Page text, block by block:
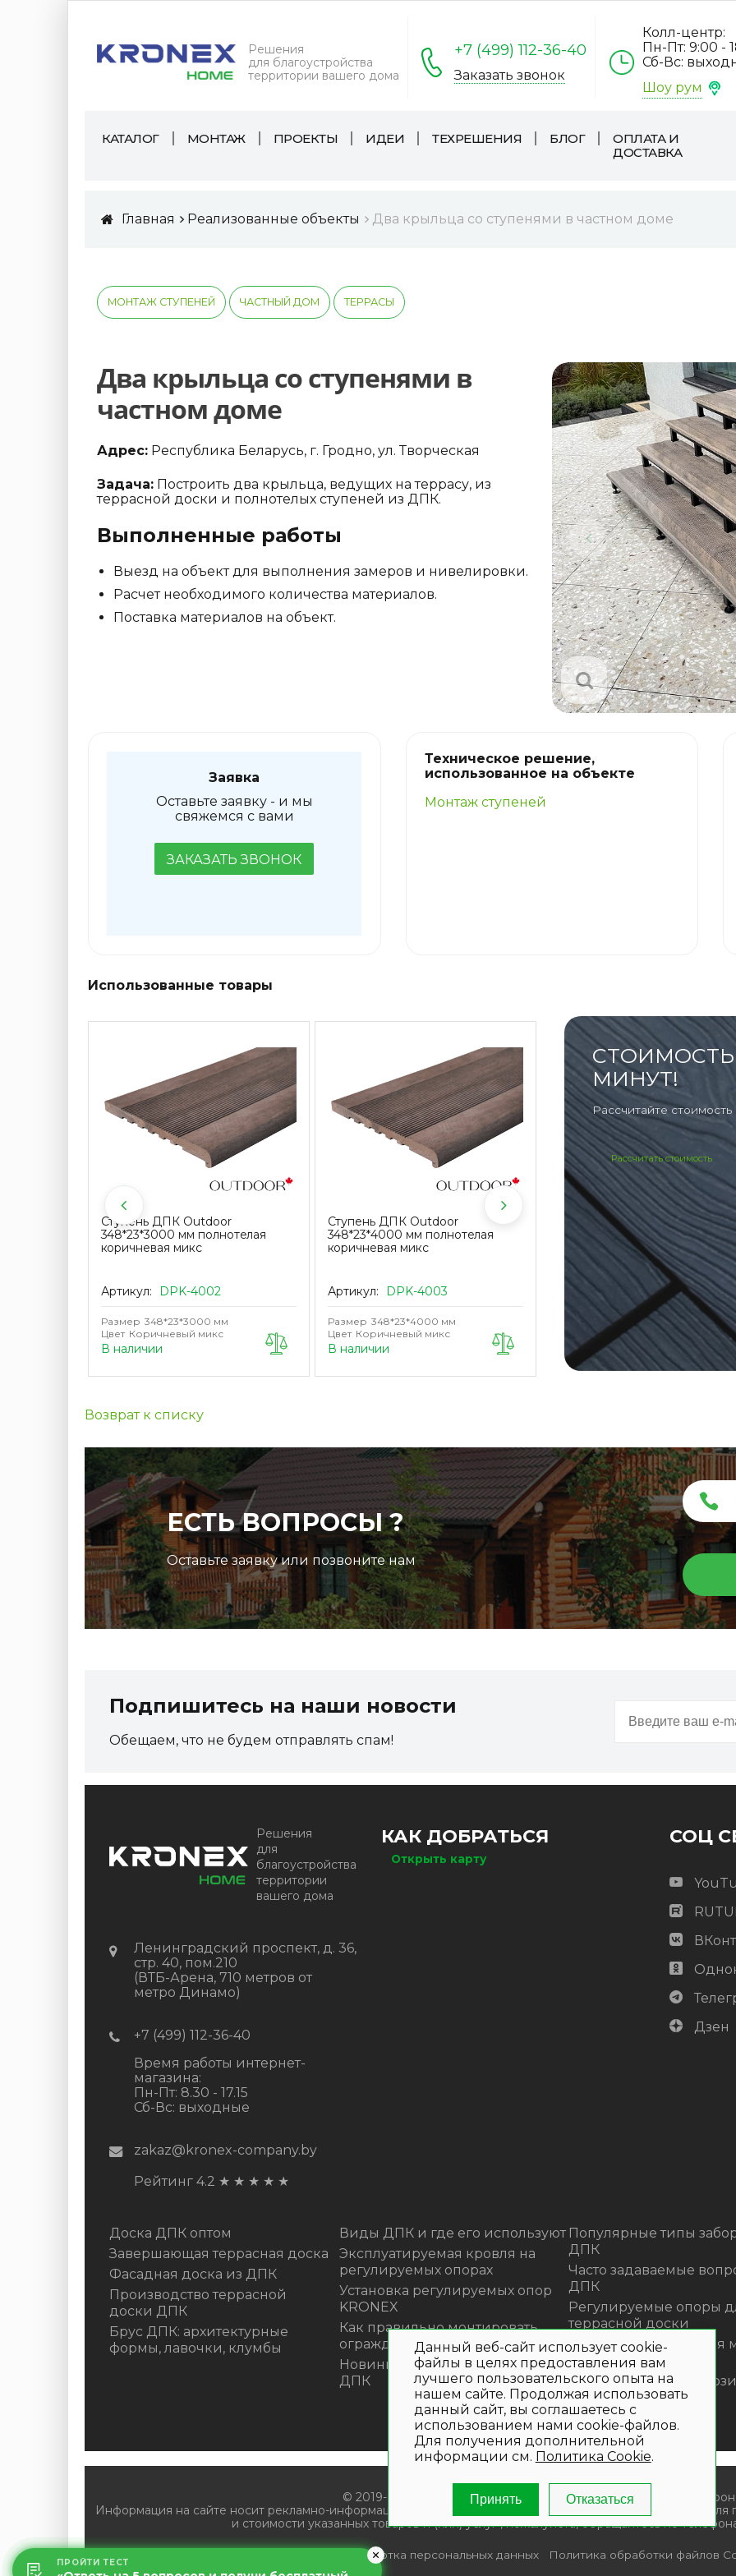
Решения
для благоустройства
территории вашего дома
+7 (499) 112-36-40
Заказать звонок
Колл-центр:
Пн-Пт: 9:00 -
Сб-Вс:
Шоу рум
КАТАЛОГ МОНТАЖ ПРОЕКТЫ ИДЕИ ТЕХРЕШЕНИЯ БЛОГ
ОПЛАТА И
ДОСТАВКА
Главная Реализованные объекты Два крыльца со ступенями в частном доме
МОНТАЖ СТУПЕНЕЙ ЧАСТНЫЙ ДОМ ТЕРРАСЫ
Два крыльца со ступенями в
частном доме
Адрес: Республика Беларусь, г. Гродно, ул. Творческая
Задача: Построить два крыльца, ведущих на террасу, из
террасной доски и полнотелых ступеней из ДПК.
Выполненные работы
Выезд на объект для выполнения замеров и нивелировки.
Расчет необходимого количества материалов.
Поставка материалов на объект.
Заявка
Оставьте заявку - и мы
свяжемся с вами
ЗАКАЗАТЬ ЗВОНОК
Техническое решение,
использованное на объекте
Монтаж ступеней
МИНУТ!
Рассчитайте
Рассчитать стоимость
Использованные товары
Ступень ДПК Outdoor
348*23*3000 мм полнотелая
коричневая микс
Артикул: DPK-4002
Размер 348*23*3000 мм
Цвет Коричневый микс
В наличии
Ступень ДПК Outdoor
348*23*4000 мм полнотелая
коричневая микс
Артикул: DPK-4003
Размер 348*23*4000 мм
Цвет Коричневый микс
В наличии
Террасная доска ДПК
3D 150*25*3000 мм. STORM/
вельвет коричневая микс
Артикул: DPK-2146
150*25*3000 мм
Цвет
Коричневый микс
В наличии
Возврат к списку
ЕСТЬ ВОПРОСЫ ?
Оставьте заявку или позвоните нам
Подпишитесь на наши новости
Обещаем, что не будем отправлять спам!
Решения
для
благоустройства
территории
вашего дома
Ленинградский проспект, д. 36,
стр. 40, пом.210
(ВТБ-Арена, 710 метров от
метро Динамо)
+7 (499) 112-36-40
Время работы интернет-
магазина:
Пн-Пт: 8.30 - 17.15
Сб-Вс: выходные
zakaz@kronex-company.by
Рейтинг 4.2 ★ ★ ★ ★ ★
КАК ДОБРАТЬСЯ
Открыть карту
СОЦ
Дзен
Доска ДПК оптом
Завершающая террасная доска
Фасадная доска из ДПК
Производство террасной
доски ДПК
Брус ДПК: архитектурные
формы, лавочки, клумбы
Виды ДПК и где его используют
Эксплуатируемая кровля на
регулируемых опорах
Установка регулируемых опор
KRONEX
Как правильно монтировать
ограждения из ДПК?
Новинка! Моющее средство для
ДПК
Популярные типы
ДПК
Часто задаваемые
ДПК
Регулируемые опоры
террасной доски
Премиальная садовая
из ротанга Outdoor
Нескользящие
ступени
© 2019- 2026. Общество с ограниченной ответственностью
Информация на сайте носит рекламно-информационный характер и не является публичной офертой.
и стоимости указанных товаров и (или) услуг , пожалуйста, обращайтесь по
Обработка персональных данных Политика обработки файлов
Данный веб-сайт использует cookie-
файлы в целях предоставления вам
лучшего пользовательского опыта на
нашем сайте. Продолжая использовать
данный сайт, вы соглашаетесь с
использованием нами cookie-файлов.
Для получения дополнительной
информации см. Политика Cookie.
Принять Отказаться
ПРОЙТИ ТЕСТ